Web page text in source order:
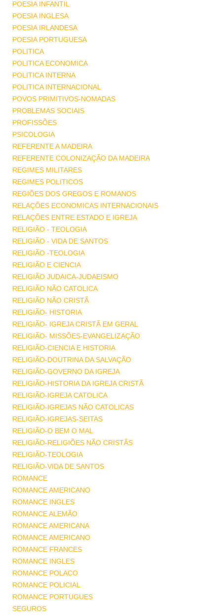
POESIA INFANTIL
POESIA INGLESA
POESIA IRLANDESA
POESIA PORTUGUESA
POLITICA
POLITICA ECONOMICA
POLITICA INTERNA
POLITICA INTERNACIONAL
POVOS PRIMITIVOS-NOMADAS
PROBLEMAS SOCIAIS
PROFISSÕES
PSICOLOGIA
REFERENTE A MADEIRA
REFERENTE COLONIZAÇÃO DA MADEIRA
REGIMES MILITARES
REGIMES POLITICOS
REGIÕES DOS GREGOS E ROMANOS
RELAÇÕES ECONOMICAS INTERNACIONAIS
RELAÇÕES ENTRE ESTADO E IGREJA
RELIGIÃO - TEOLOGIA
RELIGIÃO - VIDA DE SANTOS
RELIGIÃO -TEOLOGIA
RELIGIÃO E CIENCIA
RELIGIÃO JUDAICA-JUDAEISMO
RELIGIÃO NÃO CATOLICA
RELIGIÃO NÃO CRISTÃ
RELIGIÃO- HISTORIA
RELIGIÃO- IGREJA CRISTÃ EM GERAL
RELIGIÃO- MISSÕES-EVANGELIZAÇÃO
RELIGIÃO-CIENCIA E HISTORIA
RELIGIÃO-DOUTRINA DA SALVAÇÃO
RELIGIÃO-GOVERNO DA IGREJA
RELIGIÃO-HISTORIA DA IGREJA CRISTÃ
RELIGIÃO-IGREJA CATOLICA
RELIGIÃO-IGREJAS NÃO CATOLICAS
RELIGIÃO-IGREJAS-SEITAS
RELIGIÃO-O BEM O MAL
RELIGIÃO-RELIGIÕES NÃO CRISTÃS
RELIGIÃO-TEOLOGIA
RELIGIÃO-VIDA DE SANTOS
ROMANCE
ROMANCE AMERICANO
ROMANCE INGLES
ROMANCE ALEMÃO
ROMANCE AMERICANA
ROMANCE AMERICANO
ROMANCE FRANCES
ROMANCE INGLES
ROMANCE POLACO
ROMANCE POLICIAL
ROMANCE PORTUGUES
SEGUROS